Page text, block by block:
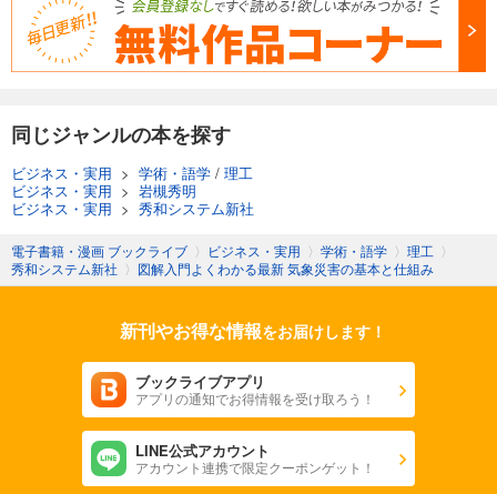
同じジャンルの本を探す
ビジネス・実用 > 学術・語学 / 理工
ビジネス・実用 > 岩槻秀明
ビジネス・実用 > 秀和システム新社
電子書籍・漫画 ブックライブ 〉 ビジネス・実用 〉 学術・語学 〉 理工 〉
秀和システム新社 〉 図解入門よくわかる最新 気象災害の基本と仕組み
新刊やお得な情報をお届けします！
ブックライブアプリ
アプリの通知でお得情報を受け取ろう！
LINE公式アカウント
アカウント連携で限定クーポンゲット！